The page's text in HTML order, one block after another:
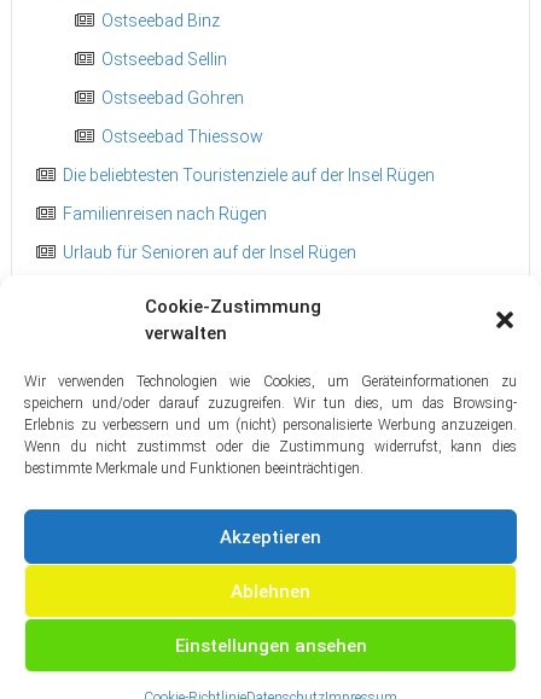
Cookie-Zustimmung
verwalten
Wir verwenden Technologien wie Cookies, um Geräteinformationen zu
speichern und/oder darauf zuzugreifen. Wir tun dies, um das Browsing-
Erlebnis zu verbessern und um (nicht) personalisierte Werbung anzuzeigen.
Wenn du nicht zustimmst oder die Zustimmung widerrufst, kann dies
bestimmte Merkmale und Funktionen beeinträchtigen.
Akzeptieren
Ablehnen
Einstellungen ansehen
Ostseebad Binz
Ostseebad Sellin
Ostseebad Göhren
Ostseebad Thiessow
Die beliebtesten Touristenziele auf der Insel Rügen
Familienreisen nach Rügen
Urlaub für Senioren auf der Insel Rügen
Ein einmaliger Rügenurlaub auf dem Hausboot
Schöne Radtouren auf Rügen
Surfen und Kiten auf Rügen – die besten Spots im Überblick
Rügen Urlaub – Rügen Unterkünfte und Rügen
Informationen. Alle Rechte vorbehalten. Theme:ColorNewsvon